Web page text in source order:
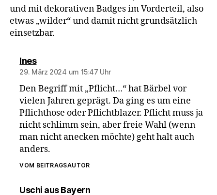
und mit dekorativen Badges im Vorderteil, also
etwas „wilder“ und damit nicht grundsätzlich
einsetzbar.
Inessagt:
29. März 2024 um 15:47 Uhr
Den Begriff mit „Pflicht…“ hat Bärbel vor
vielen Jahren geprägt. Da ging es um eine
Pflichthose oder Pflichtblazer. Pflicht muss ja
nicht schlimm sein, aber freie Wahl (wenn
man nicht anecken möchte) geht halt auch
anders.
VOM BEITRAGSAUTOR
Uschi aus Bayernsagt: